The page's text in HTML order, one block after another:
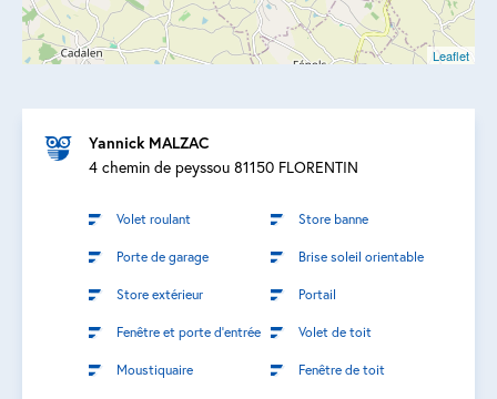
Leaflet
Yannick MALZAC
4 chemin de peyssou 81150 FLORENTIN
Volet roulant Store banne
Porte de garage Brise soleil orientable
Store extérieur Portail
Fenêtre et porte d’entrée Volet de toit
Moustiquaire Fenêtre de toit